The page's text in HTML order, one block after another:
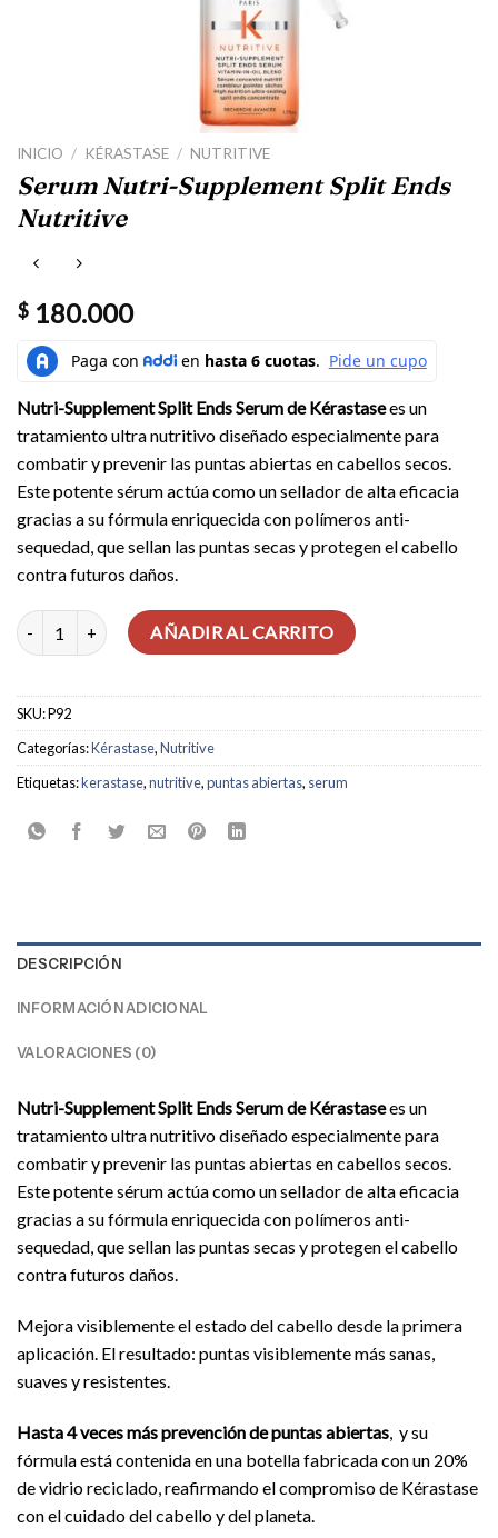
INICIO / KÉRASTASE / NUTRITIVE
Serum Nutri-Supplement Split Ends
Nutritive
$ 180.000
Nutri-Supplement Split Ends Serum de Kérastasees un
tratamiento ultra nutritivo diseñado especialmente para
combatir y prevenir las puntas abiertas en cabellos secos.
Este potente sérum actúa como un sellador de alta eficacia
gracias a su fórmula enriquecida con polímeros anti-
sequedad, que sellan las puntas secas y protegen el cabello
contra futuros daños.
Serum Nutri-Supplement Split Ends Nutritive cantidad
AÑADIR AL CARRITO
SKU:P92
Categorías:Kérastase,Nutritive
Etiquetas:kerastase,nutritive,puntas abiertas, serum
DESCRIPCIÓN
INFORMACIÓN ADICIONAL
VALORACIONES (0)
Nutri-Supplement Split Ends Serum de Kérastasees un
tratamiento ultra nutritivo diseñado especialmente para
combatir y prevenir las puntas abiertas en cabellos secos.
Este potente sérum actúa como un sellador de alta eficacia
gracias a su fórmula enriquecida con polímeros anti-
sequedad, que sellan las puntas secas y protegen el cabello
contra futuros daños.
Mejora visiblemente el estado del cabello desde la primera
aplicación. El resultado: puntas visiblemente más sanas,
suaves y resistentes.
Hasta 4 veces más prevención de puntas abiertas, y su
fórmula está contenida en una botella fabricada con un 20%
de vidrio reciclado, reafirmando el compromiso de Kérastase
con el cuidado del cabello y del planeta.